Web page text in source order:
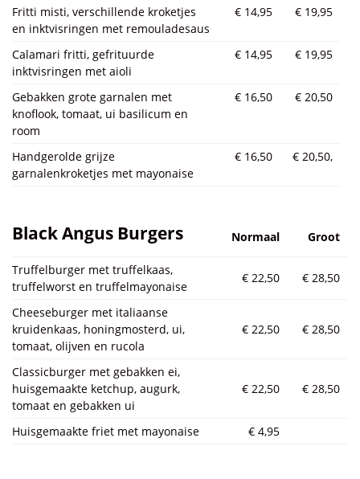
Fritti misti, verschillende kroketjes
en inktvisringen met remouladesaus
€ 14,95 € 19,95
Calamari fritti, gefrituurde
inktvisringen met aioli
€ 14,95 € 19,95
Gebakken grote garnalen met
knoflook, tomaat, ui basilicum en
room
€ 16,50 € 20,50
Handgerolde grijze
garnalenkroketjes met mayonaise
€ 16,50 € 20,50,
Black Angus Burgers Normaal Groot
Truffelburger met truffelkaas,
truffelworst en truffelmayonaise
€ 22,50 € 28,50
Cheeseburger met italiaanse
kruidenkaas, honingmosterd, ui,
tomaat, olijven en rucola
€ 22,50 € 28,50
Classicburger met gebakken ei,
huisgemaakte ketchup, augurk,
tomaat en gebakken ui
€ 22,50 € 28,50
Huisgemaakte friet met mayonaise € 4,95